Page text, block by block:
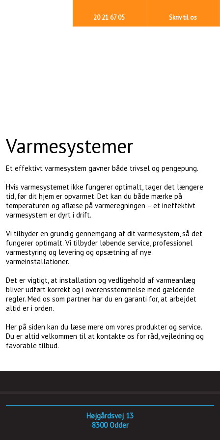
Varmesystemer
Et effektivt varmesystem gavner både trivsel og pengepung.
Hvis varmesystemet ikke fungerer optimalt, tager det længere
tid, før dit hjem er opvarmet. Det kan du både mærke på
temperaturen og aflæse på varmeregningen – et ineffektivt
varmesystem er dyrt i drift.
Vi tilbyder en grundig gennemgang af dit varmesystem, så det
fungerer optimalt. Vi tilbyder løbende service, professionel
varmestyring og levering og opsætning af nye
varmeinstallationer.
Det er vigtigt, at installation og vedligehold af varmeanlæg
bliver udført korrekt og i overensstemmelse med gældende
regler. Med os som partner har du en garanti for, at arbejdet
altid er i orden.
Her på siden kan du læse mere om vores produkter og service.
Du er altid velkommen til at kontakte os for råd, vejledning og
favorable tilbud.
Højgårdsvej 13
​8300 Odder
20 21 67 05 Skriv til os